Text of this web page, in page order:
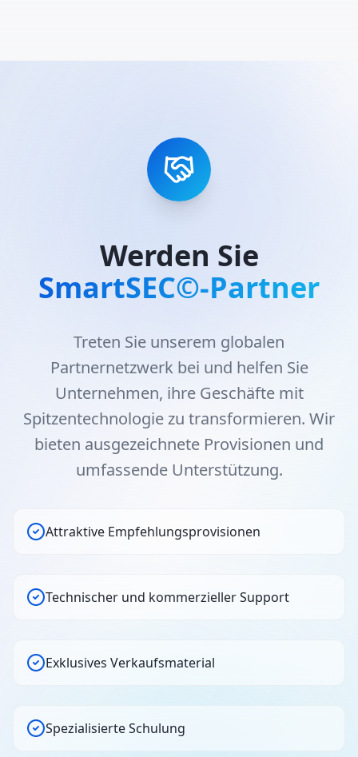
Werden Sie
SmartSEC©-Partner
Treten Sie unserem globalen
Partnernetzwerk bei und helfen Sie
Unternehmen, ihre Geschäfte mit
Spitzentechnologie zu transformieren. Wir
bieten ausgezeichnete Provisionen und
umfassende Unterstützung.
Attraktive Empfehlungsprovisionen
Technischer und kommerzieller Support
Exklusives Verkaufsmaterial
Spezialisierte Schulung